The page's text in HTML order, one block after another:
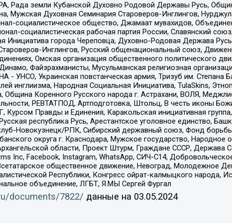
Рада земли Кубанской Духовно Родовой Державы Русь,
Мужская Духовная Семинария Староверов-Инглингов,
социалистическое общество, Джамаат мувахидов,
социалистическая рабочая партия России, Славянский
Инициатива города Череповца, Духовно-Родовая Держава
Инглингов, Русский общенациональный союз,
Омская организация общественного политического
Файзрахманисты, Мусульманская религиозная
- УНСО, Украинская повстанческая армия, Тризуб им. Степана
инглиизма, Народная Социальная Инициатива, TulaSkins,
Коренного Русского народа г. Астрахани, ВОЛЯ,
РЕВТАТПОД, Артподготовка, Штольц, В честь иконы
Правды и Единения, Каракольская инициативная
республика Русь, Арестантское уголовное единство,
Новокузнецк/РПК, Сибирский державный союз, Фонд
округа г. Краснодара, Мужское государство,
области, Проект Штурм, Граждане СССР, Держава
Inc, Facebook, Instagram, WhatsApp, СИЧ-С14,
общественное движение, Невоград, Молодежное
Республики, Конгресс ойрат-калмыцкого народа,
объединение, ЛГБТ, Я.МЫ Сергей Фургал
documents/7822/ данные на 03.05.2024